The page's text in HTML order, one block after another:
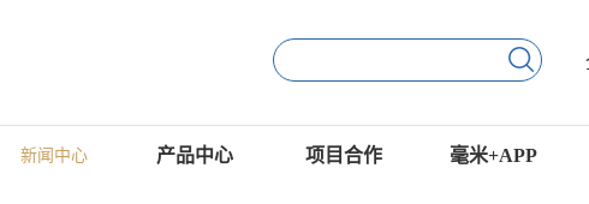
新闻中心 产品中心 项目合作 毫米+APP